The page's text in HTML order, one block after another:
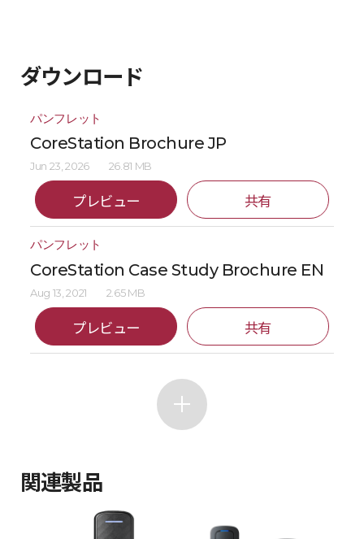
ダウンロード
パンフレット
CoreStation Brochure JP
Jun 23, 2026 26.81 MB
プレビュー 共有
パンフレット
CoreStation Case Study Brochure EN
Aug 13, 2021 2.65 MB
プレビュー 共有
関連製品